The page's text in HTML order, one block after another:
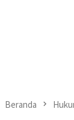
Beranda